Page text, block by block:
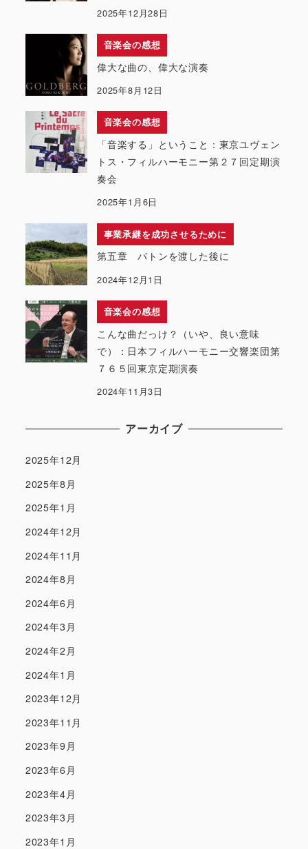
2025年12月28日
音楽会の感想
偉大な曲の、偉大な演奏
2025年8月12日
音楽会の感想
「音楽する」ということ：東京ユヴェン
トス・フィルハーモニー第２７回定期演
奏会
2025年1月6日
事業承継を成功させるために
第五章 バトンを渡した後に
2024年12月1日
音楽会の感想
こんな曲だっけ？（いや、良い意味
で）：日本フィルハーモニー交響楽団第
７６５回東京定期演奏
2024年11月3日
アーカイブ
2025年12月
2025年8月
2025年1月
2024年12月
2024年11月
2024年8月
2024年6月
2024年3月
2024年2月
2024年1月
2023年12月
2023年11月
2023年9月
2023年6月
2023年4月
2023年3月
2023年1月